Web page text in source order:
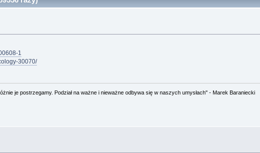
1
30070/
je postrzegamy. Podział na ważne i nieważne odbywa się w naszych umysłach" - Marek Baraniecki